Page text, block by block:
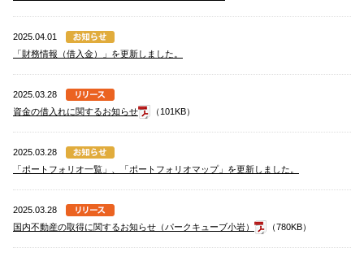
2025.04.01
「財務情報（借入金）」を更新しました。
2025.03.28
資金の借入れに関するお知らせ
（101KB）
2025.03.28
「ポートフォリオ一覧」、「ポートフォリオマップ」を更新しました。
2025.03.28
国内不動産の取得に関するお知らせ（パークキューブ小岩）
（780KB）